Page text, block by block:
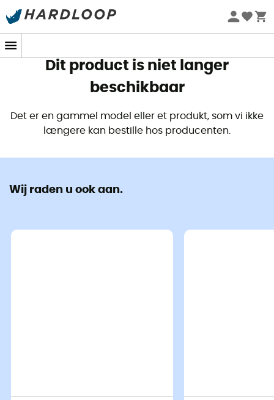
Zomeraanbiedingen 🔥 -5% EXTRA vanaf 2 producten* met
Dit product is niet langer
beschikbaar
Det er en gammel model eller et produkt, som vi ikke
længere kan bestille hos producenten.
Wij raden u ook aan.